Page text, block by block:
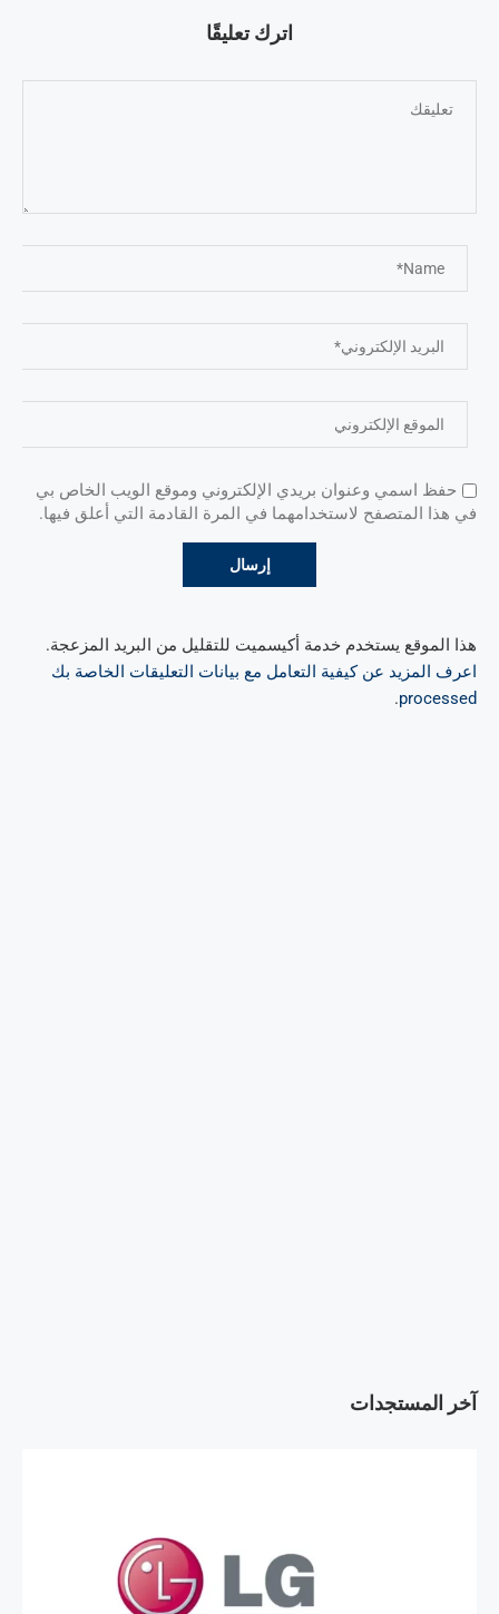
اترك تعليقًا
حفظ اسمي وعنوان بريدي الإلكتروني وموقع الويب الخاص بي
في هذا المتصفح لاستخدامهما في المرة القادمة التي أعلق فيها.
هذا الموقع يستخدم خدمة أكيسميت للتقليل من البريد المزعجة.
اعرف المزيد عن كيفية التعامل مع بيانات التعليقات الخاصة بك
processed
.
آخر المستجدات